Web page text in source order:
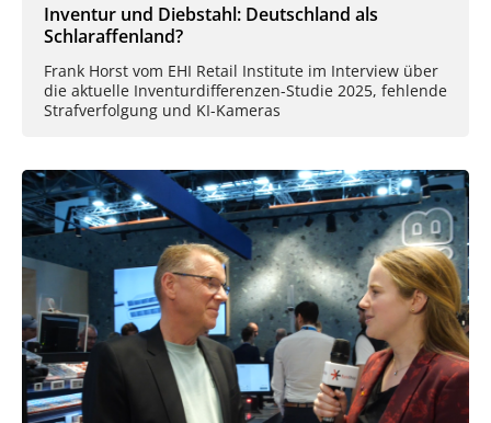
Inventur und Diebstahl: Deutschland als
Schlaraffenland?
Frank Horst vom EHI Retail Institute im Interview über
die aktuelle Inventurdifferenzen-Studie 2025, fehlende
Strafverfolgung und KI-Kameras